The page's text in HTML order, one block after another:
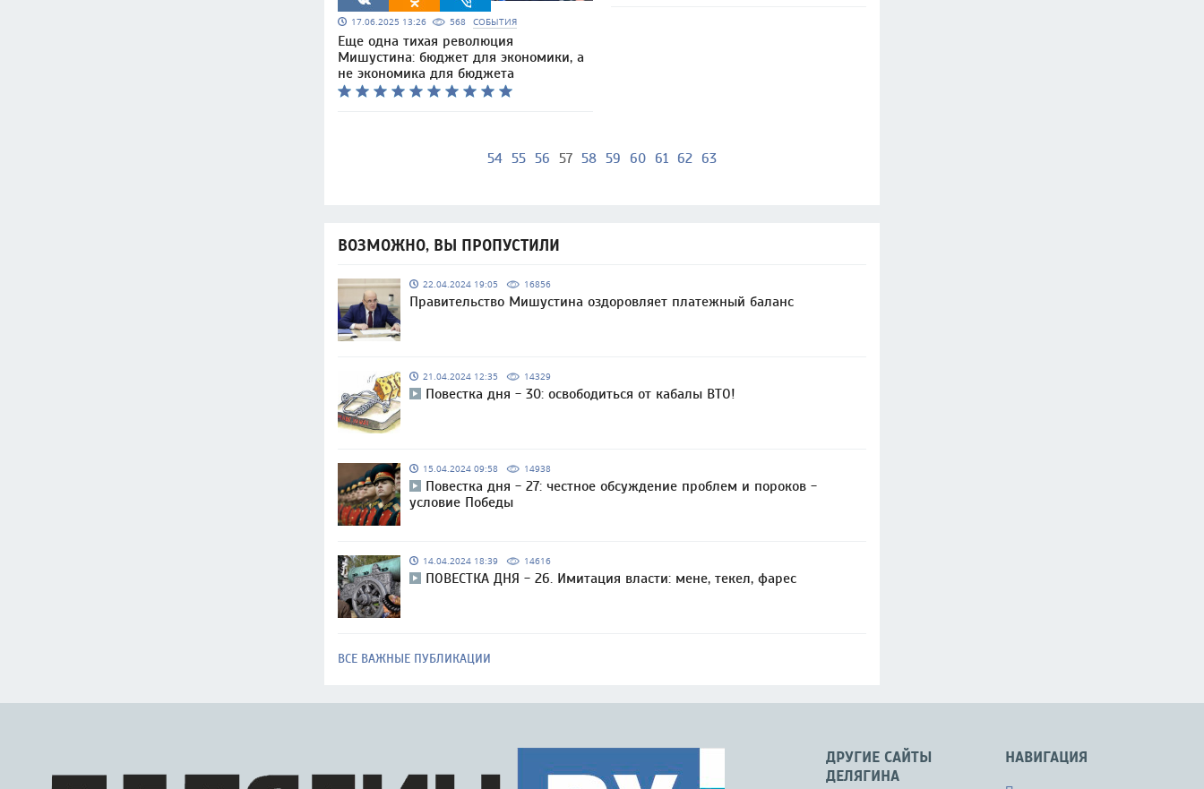
17.06.2025 13:26 568 СОБЫТИЯ
Еще одна тихая революция
Мишустина: бюджет для экономики, а
не экономика для бюджета
54 55 56 57 58 59 60 61 62 63
ВОЗМОЖНО, ВЫ ПРОПУСТИЛИ
22.04.2024 19:05 16856
Правительство Мишустина оздоровляет платежный баланс
21.04.2024 12:35 14329
Повестка дня - 30: освободиться от кабалы ВТО!
15.04.2024 09:58 14938
Повестка дня - 27: честное обсуждение проблем и пороков -
условие Победы
14.04.2024 18:39 14616
ПОВЕСТКА ДНЯ - 26. Имитация власти: мене, текел, фарес
ВСЕ ВАЖНЫЕ ПУБЛИКАЦИИ
НАВИГАЦИЯ
ДРУГИЕ САЙТЫ
ДЕЛЯГИНА